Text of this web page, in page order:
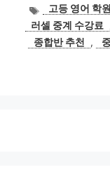
태
그
고등 영어 학원
러셀 중계 수강료
종합반 추천
,